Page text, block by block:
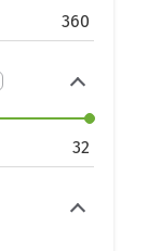
360
32